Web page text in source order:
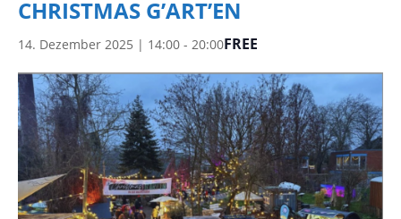
CHRISTMAS G’ART’EN
14. Dezember 2025 | 14:00 - 20:00FREE